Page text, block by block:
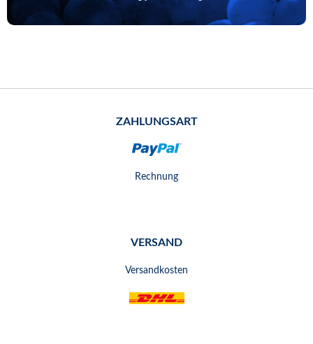
ZAHLUNGSART
Rechnung
VERSAND
Versandkosten